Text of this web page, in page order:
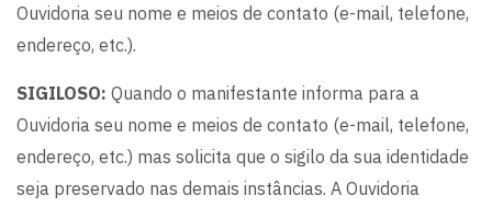
Ouvidoria seu nome e meios de contato (e-mail, telefone,
endereço, etc.).
SIGILOSO: Quando o manifestante informa para a
Ouvidoria seu nome e meios de contato (e-mail, telefone,
endereço, etc.) mas solicita que o sigilo da sua identidade
seja preservado nas demais instâncias. A Ouvidoria